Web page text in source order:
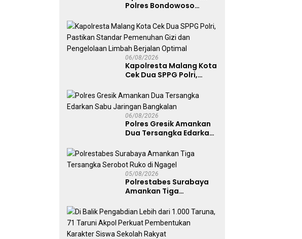
Polres Bondowoso
Jenazah di Gunung
Piramid
06/08/2026
Kapolresta Malang Kota
Cek Dua SPPG Polri,
Pemenuhan Gizi dan
Pengelolaan Limbah
Berjalan Optimal
06/08/2026
Polres Gresik Amankan
Dua Tersangka Edarkan
Bangkalan
05/08/2026
Polrestabes Surabaya
Amankan Tiga
Ruko di Ngagel